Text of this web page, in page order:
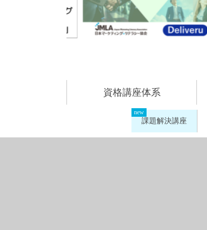
資格講座体系
課題解決講座